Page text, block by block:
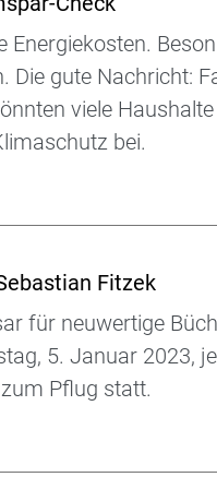
Energiekosten.
Die gute Nachricht:
viele
bei.
Fitzek
für neuwertige
5. Januar 2023,
Pflug statt.